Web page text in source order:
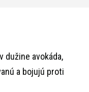
dužine avokáda,
a bojujú proti